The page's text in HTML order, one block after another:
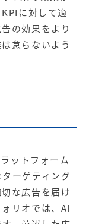
に対して適
の効果をより
怠らないよう
ットフォーム
ーゲティング
な広告を届け
リオでは、AI